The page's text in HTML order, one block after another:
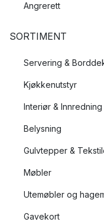
Angrerett
SORTIMENT
Servering &
Kjøkkenutstyr
Interiør & Innredning
Belysning
Gulvtepper &
Møbler
Utemøbler og
Gavekort